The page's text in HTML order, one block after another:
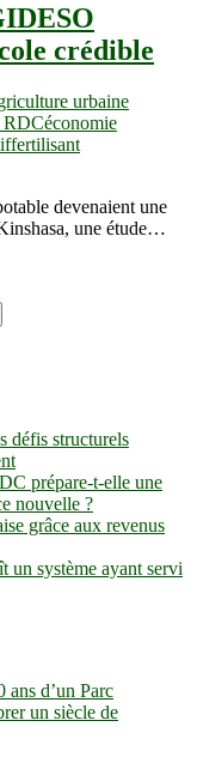
crédible
urbaine
RDCéconomie
fertilisant
devenaient une
une étude…
défis structurels
prépare-t-elle une
nouvelle ?
grâce aux revenus
un système ayant servi
ans d’un Parc
un siècle de